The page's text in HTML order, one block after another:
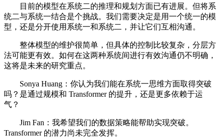
目前的模型在系统二的推理和规划方面已有进展。但将系
统二与系统一结合是个挑战。我们需要决定是用一个统一的模
型，还是分开使用系统一和系统二，并让它们互相沟通。
整体模型的维护很简单，但具体的控制比较复杂，分层方
法可能更有效。如何在这两种系统间进行有效沟通仍不明确，
这将是未来的研究重点。
Sonya Huang：你认为我们能在系统一思维方面取得突破
吗？是通过规模和 Transformer 的提升，还是更多依赖于运
气？
Jim Fan：我希望我们的数据策略能帮助实现突破。
Transformer 的潜力尚未完全发挥。